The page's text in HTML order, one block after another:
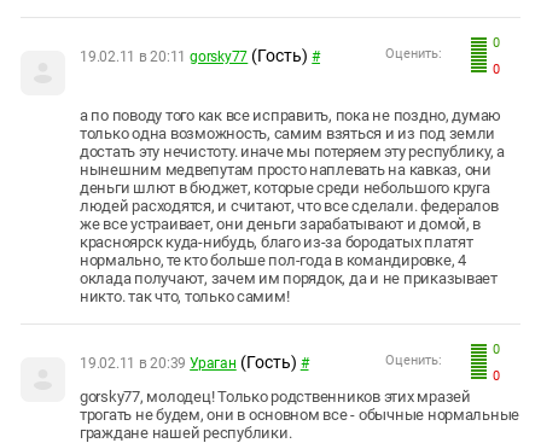
0
0
Оценить:
19.02.11 в 20:11 gorsky77 (Гость) #
а по поводу того как все исправить, пока не поздно, думаю
только одна возможность, самим взяться и из под земли
достать эту нечистоту. иначе мы потеряем эту республику, а
нынешним медвепутам просто наплевать на кавказ, они
деньги шлют в бюджет, которые среди небольшого круга
людей расходятся, и считают, что все сделали. федералов
же все устраивает, они деньги зарабатывают и домой, в
красноярск куда-нибудь, благо из-за бородатых платят
нормально, те кто больше пол-года в командировке, 4
оклада получают, зачем им порядок, да и не приказывает
никто. так что, только самим!
0
0
Оценить:
19.02.11 в 20:39 Ураган (Гость) #
gorsky77, молодец! Только родственников этих мразей
трогать не будем, они в основном все - обычные нормальные
граждане нашей республики.